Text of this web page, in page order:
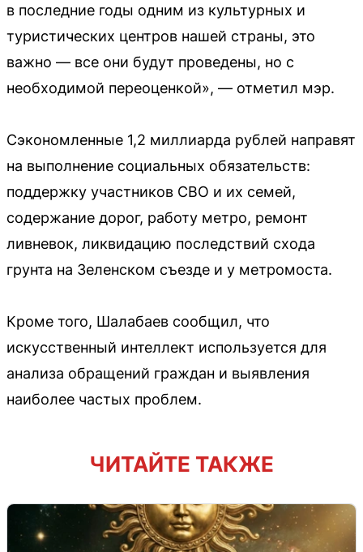
в последние годы одним из культурных и
туристических центров нашей страны, это
важно — все они будут проведены, но с
необходимой переоценкой», — отметил мэр.
Сэкономленные 1,2 миллиарда рублей направят
на выполнение социальных обязательств:
поддержку участников СВО и их семей,
содержание дорог, работу метро, ремонт
ливневок, ликвидацию последствий схода
грунта на Зеленском съезде и у метромоста.
Кроме того, Шалабаев сообщил, что
искусственный интеллект используется для
анализа обращений граждан и выявления
наиболее частых проблем.
ЧИТАЙТЕ ТАКЖЕ